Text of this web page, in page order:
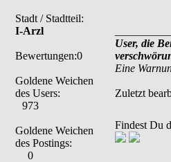
Stadt / Stadtteil:
I-Arzl
Bewertungen:0
Goldene Weichen
des Users:
973
Goldene Weichen
des Postings:
0
User, die
Eine
Zuletzt
Findest Du